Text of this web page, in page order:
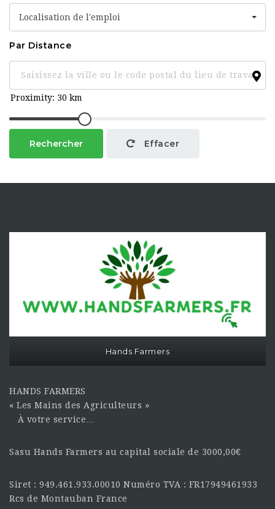
Localisation de l'emploi
Par Distance
Rechercher Effacer
Hands Farmers
HANDS FARMERS
« Les Mains des Agriculteurs »
À votre service…
Sasu Hands Farmers au capital sociale de 3000,00€
Siret : 949.461.933.00010 Numéro TVA : FR17949461933
Rcs de Montauban France